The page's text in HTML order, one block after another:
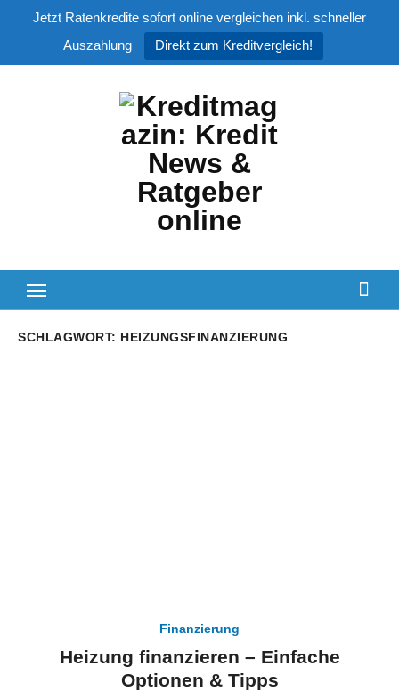
Jetzt Ratenkredite sofort online vergleichen inkl. schneller
Auszahlung
Direkt zum Kreditvergleich!
SCHLAGWORT: HEIZUNGSFINANZIERUNG
Finanzierung
Heizung finanzieren – Einfache
Optionen & Tipps